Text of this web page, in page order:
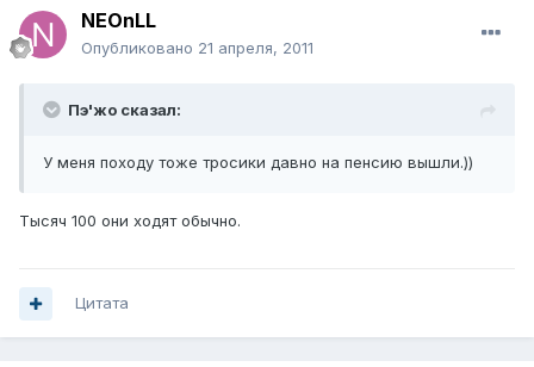
NEOnLL
Опубликовано 21 апреля, 2011
Пэ'жо сказал:
У меня походу тоже тросики давно на пенсию вышли.))
Тысяч 100 они ходят обычно.
Цитата